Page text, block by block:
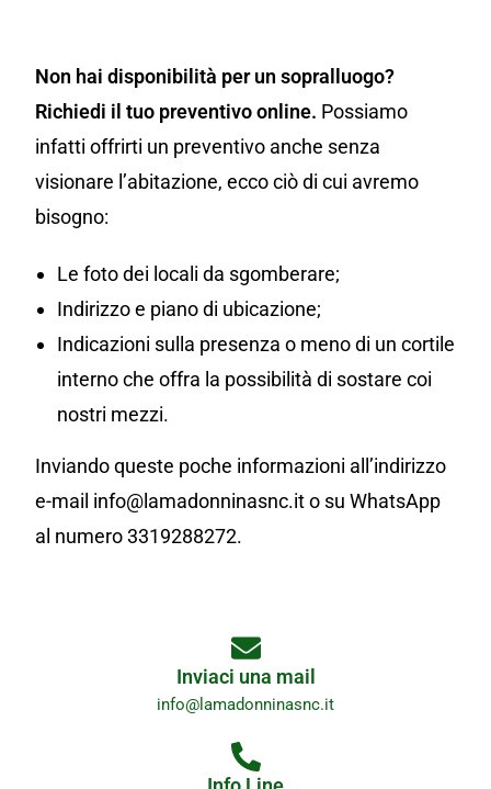
Non hai disponibilità per un sopralluogo?
Richiedi il tuo preventivo online. Possiamo
infatti offrirti un preventivo anche senza
visionare l’abitazione, ecco ciò di cui avremo
bisogno:
Le foto dei locali da sgomberare;
Indirizzo e piano di ubicazione;
Indicazioni sulla presenza o meno di un cortile
interno che offra la possibilità di sostare coi
nostri mezzi.
Inviando queste poche informazioni all’indirizzo
e-mail info@lamadonninasnc.it o su WhatsApp
al numero 3319288272.
Inviaci una mail
info@lamadonninasnc.it